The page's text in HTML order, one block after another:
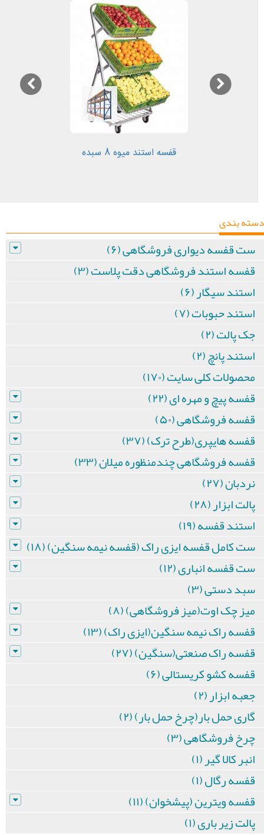
قفسه استند میوه 8 سبده
دسته بندی
ست قفسه دیواری فروشگاهی (۶)
قفسه استند فروشگاهی دقت پلاست (۳)
استند سیگار (۶)
استند حبوبات (۷)
جک پالت (۲)
استند پانچ (۲)
محصولات کلی سایت (۱۷۰)
قفسه پیچ و مهره ای (۲۲)
قفسه فروشگاهی (۵۰)
قفسه هایپری(طرح ترک) (۳۷)
قفسه فروشگاهی چندمنظوره میلان (۳۳)
نردبان (۲۷)
پالت ابزار (۲۸)
استند قفسه (۱۹)
ست کامل قفسه ایزی راک (قفسه نیمه سنگین) (۱۸)
ست قفسه انباری (۱۲)
سبد دستی (۳)
میز چک اوت(میز فروشگاهی) (۸)
قفسه راک نیمه سنگین(ایزی راک) (۱۳)
قفسه راک صنعتی(سنگین) (۲۷)
قفسه کشو کریستالی (۶)
جعبه ابزار (۲)
گاری حمل بار(چرخ حمل بار) (۲)
چرخ فروشگاهی (۳)
انبر کالا گیر (۱)
قفسه رگال (۱)
قفسه ویترین (پیشخوان) (۱۱)
پالت زیر باری (۱)